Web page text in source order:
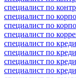
специалист по
специалист по
специалист по
специалист по
специалист по
специалист по
специалист по
специалист по